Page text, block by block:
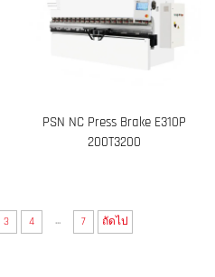
PSN NC Press Brake E310P
200T3200
3 4 ... 7 ถัดไป